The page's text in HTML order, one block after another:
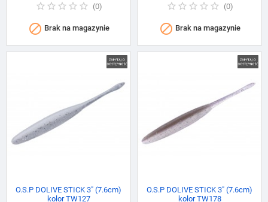
(0)
 Brak na magazynie
(0)
 Brak na magazynie
O.S.P DOLIVE STICK 3" (7.6cm)
kolor TW127
O.S.P DOLIVE STICK 3" (7.6cm)
kolor TW178